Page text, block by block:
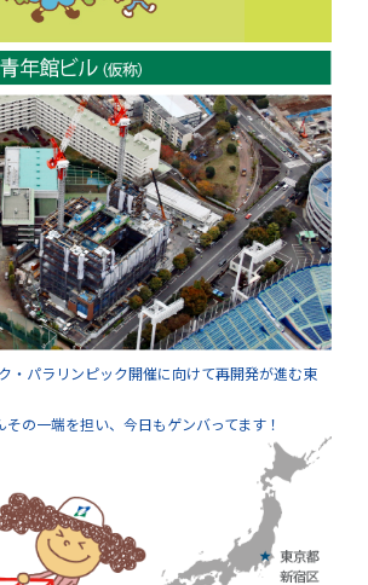
・パラリンピック開催に向けて再開発が進む東
の一端を担い、今日もゲンバってます！